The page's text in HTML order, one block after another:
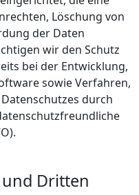
Löschung von
der Daten
wir den Schutz
bei der Entwicklung,
sowie Verfahren,
durch
Dritten